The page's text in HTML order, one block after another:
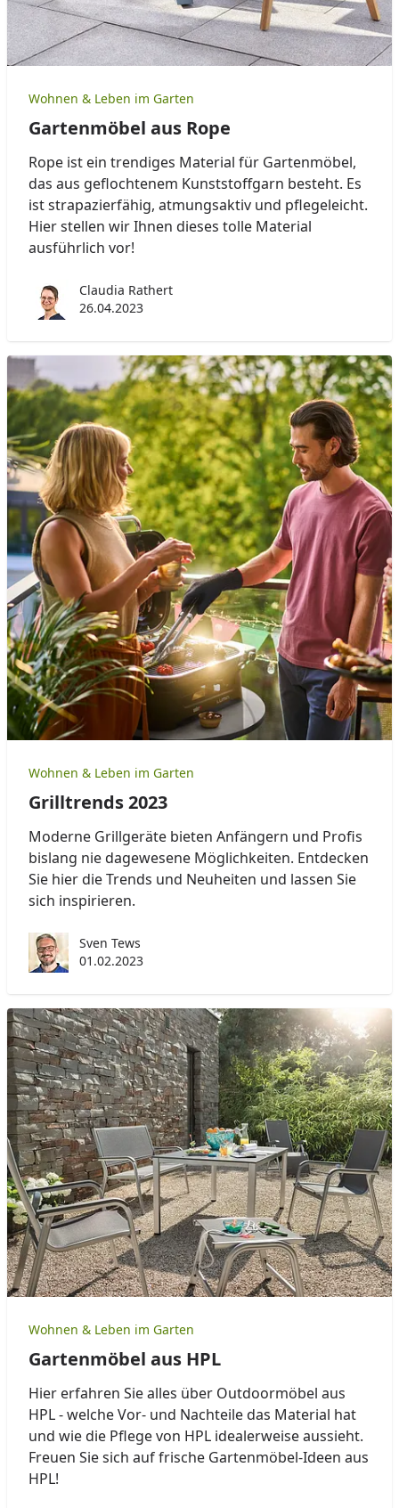
Wohnen & Leben im Garten
Gartenmöbel aus Rope
Rope ist ein trendiges Material für Gartenmöbel,
das aus geflochtenem Kunststoffgarn besteht. Es
ist strapazierfähig, atmungsaktiv und pflegeleicht.
Hier stellen wir Ihnen dieses tolle Material
ausführlich vor!
Claudia Rathert
26.04.2023
Wohnen & Leben im Garten
Grilltrends 2023
Moderne Grillgeräte bieten Anfängern und Profis
bislang nie dagewesene Möglichkeiten. Entdecken
Sie hier die Trends und Neuheiten und lassen Sie
sich inspirieren.
Sven Tews
01.02.2023
Wohnen & Leben im Garten
Gartenmöbel aus HPL
Hier erfahren Sie alles über Outdoormöbel aus
HPL - welche Vor- und Nachteile das Material hat
und wie die Pflege von HPL idealerweise aussieht.
Freuen Sie sich auf frische Gartenmöbel-Ideen aus
HPL!